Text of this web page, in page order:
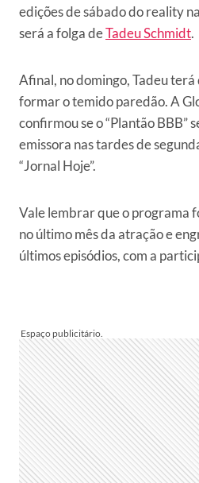
edições de sábado do reality
será a folga deTadeu Schmidt.
Afinal, no domingo, Tadeu
formar o temido paredão. A
confirmou se o “Plantão BBB”
emissora nas tardes de
“Jornal Hoje”.
Vale lembrar que o programa
no último mês da atração e
últimos episódios, com a